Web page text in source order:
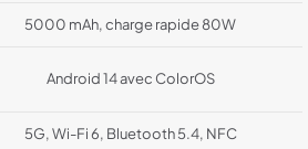
5000 mAh, charge rapide 80W
Android 14 avec ColorOS
5G, Wi-Fi 6, Bluetooth 5.4, NFC